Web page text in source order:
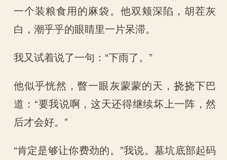
一个装粮食用的麻袋。他双颊深陷，胡茬灰
白，潮乎乎的眼睛里一片呆滞。
我又试着说了一句：“下雨了。”
他似乎恍然，瞥一眼灰蒙蒙的天，挠挠下巴
道：“要我说啊，这天还得继续坏上一阵，然
后才会好。”
“肯定是够让你费劲的。”我说。墓坑底部起码